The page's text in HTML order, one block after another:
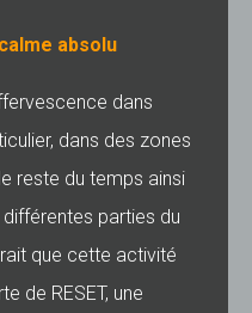
absolu
dans
dans des zones
reste du temps ainsi
différentes parties du
que cette activité
de RESET, une